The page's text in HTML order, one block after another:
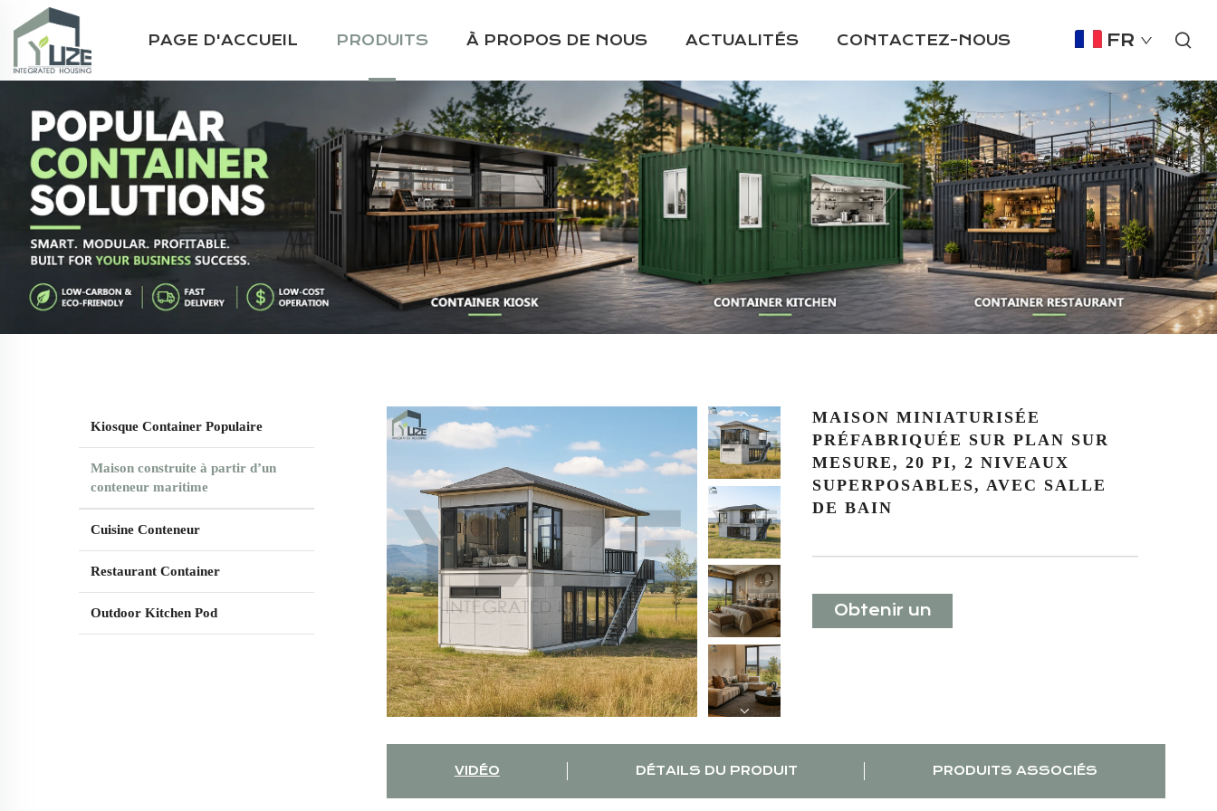
PAGE D'ACCUEIL PRODUITS À PROPOS DE NOUS ACTUALITÉS CONTACTEZ-NOUS FR
Kiosque Container Populaire
Maison construite à partir d’un
conteneur maritime
Cuisine Conteneur
Restaurant Container
Outdoor Kitchen Pod
MAISON MINIATURISÉE
PRÉFABRIQUÉE SUR PLAN SUR
MESURE, 20 PI, 2 NIVEAUX
SUPERPOSABLES, AVEC SALLE
DE BAIN
Obtenir un
VIDÉO DÉTAILS DU PRODUIT PRODUITS ASSOCIÉS